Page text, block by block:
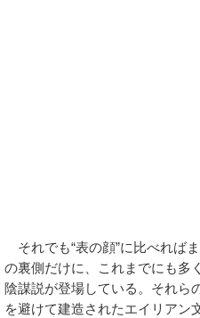
それでも“表の顔”に比べれば
の裏側だけに、これまでにも多
陰謀説が登場している。それら
を避けて建造されたエイリアン